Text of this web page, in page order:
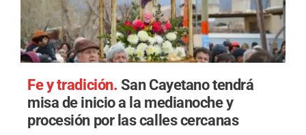
Fe y tradición. San Cayetano tendrá
misa de inicio a la medianoche y
procesión por las calles cercanas